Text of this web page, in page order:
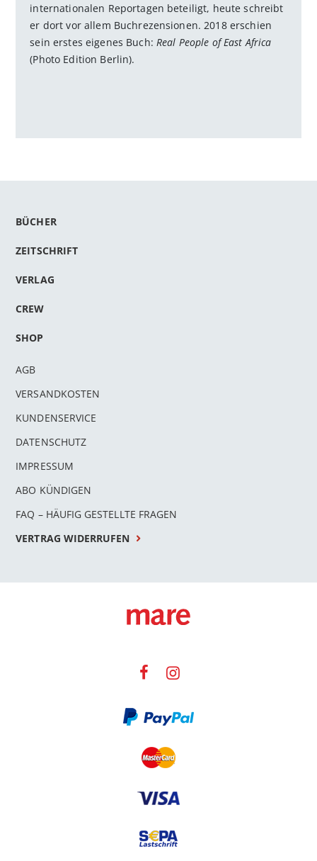
internationalen Reportagen beteiligt, heute schreibt
er dort vor allem Buchrezensionen. 2018 erschien
sein erstes eigenes Buch: Real People of East Africa
(Photo Edition Berlin).
BÜCHER
ZEITSCHRIFT
VERLAG
CREW
SHOP
AGB
VERSANDKOSTEN
KUNDENSERVICE
DATENSCHUTZ
IMPRESSUM
ABO KÜNDIGEN
FAQ – HÄUFIG GESTELLTE FRAGEN
VERTRAG WIDERRUFEN